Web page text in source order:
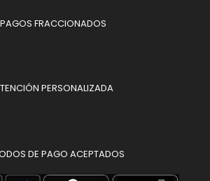
PAGOS FRACCIONADOS
PERSONALIZADA
DE PAGO ACEPTADOS